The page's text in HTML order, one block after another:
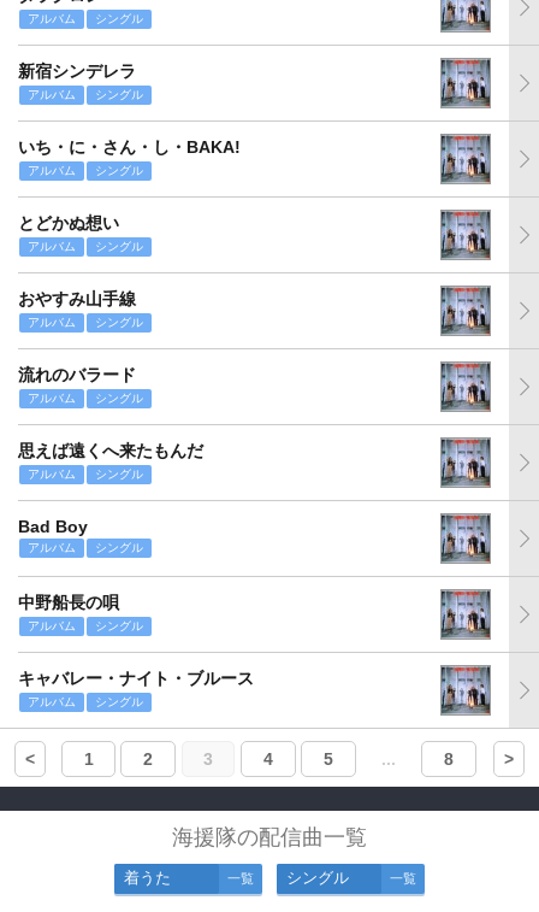
アルバム シングル
新宿シンデレラ
アルバム シングル
いち・に・さん・し・BAKA!
アルバム シングル
とどかぬ想い
アルバム シングル
おやすみ山手線
アルバム シングル
流れのバラード
アルバム シングル
思えば遠くへ来たもんだ
アルバム シングル
Bad Boy
アルバム シングル
中野船長の唄
アルバム シングル
キャバレー・ナイト・ブルース
アルバム シングル
< 1 2 3 4 5 ... 8 >
海援隊の配信曲一覧
着うた 一覧 シングル 一覧